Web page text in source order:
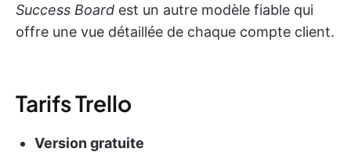
Success Board est un autre modèle fiable qui
offre une vue détaillée de chaque compte client.
Tarifs Trello
Version gratuite